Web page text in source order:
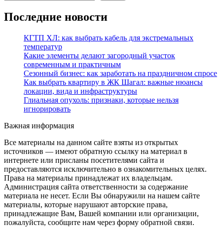
Последние новости
КГТП ХЛ: как выбрать кабель для экстремальных
температур
Какие элементы делают загородный участок
современным и практичным
Сезонный бизнес: как заработать на праздничном спросе
Как выбрать квартиру в ЖК Шагал: важные нюансы
локации, вида и инфраструктуры
Глиальная опухоль: признаки, которые нельзя
игнорировать
Важная информация
Все материалы на данном сайте взяты из открытых
источников — имеют обратную ссылку на материал в
интернете или присланы посетителями сайта и
предоставляются исключительно в ознакомительных целях.
Права на материалы принадлежат их владельцам.
Администрация сайта ответственности за содержание
материала не несет. Если Вы обнаружили на нашем сайте
материалы, которые нарушают авторские права,
принадлежащие Вам, Вашей компании или организации,
пожалуйста, сообщите нам через форму обратной связи.